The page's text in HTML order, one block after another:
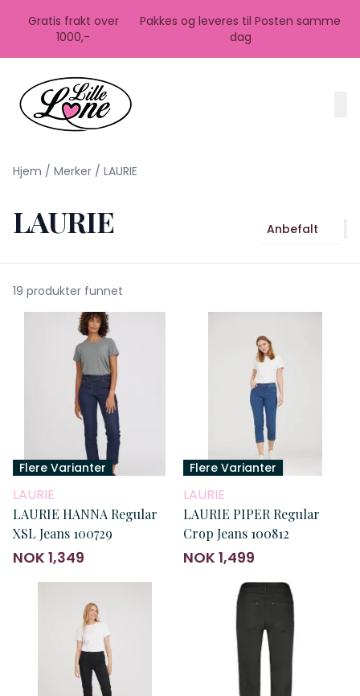
Gratis frakt over
1000,-
Pakkes og leveres til Posten samme
dag
Hjem / Merker / LAURIE
LAURIE Anbefalt
19 produkter funnet
Flere Varianter
LAURIE
LAURIE HANNA Regular
XSL Jeans 100729
NOK 1,349
Flere Varianter
LAURIE
LAURIE PIPER Regular
Crop Jeans 100812
NOK 1,499